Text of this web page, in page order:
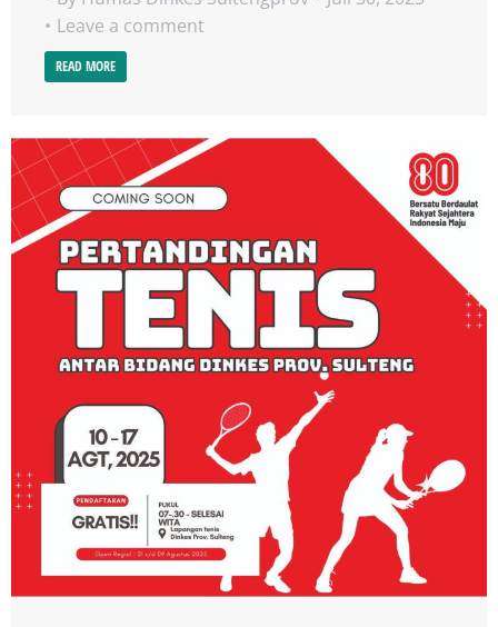
Leave a comment
READ MORE